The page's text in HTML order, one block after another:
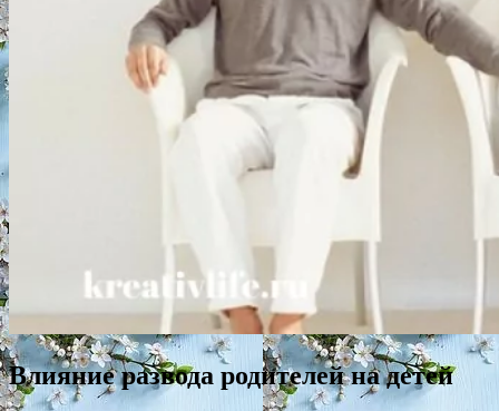
Влияние развода родителей на детей